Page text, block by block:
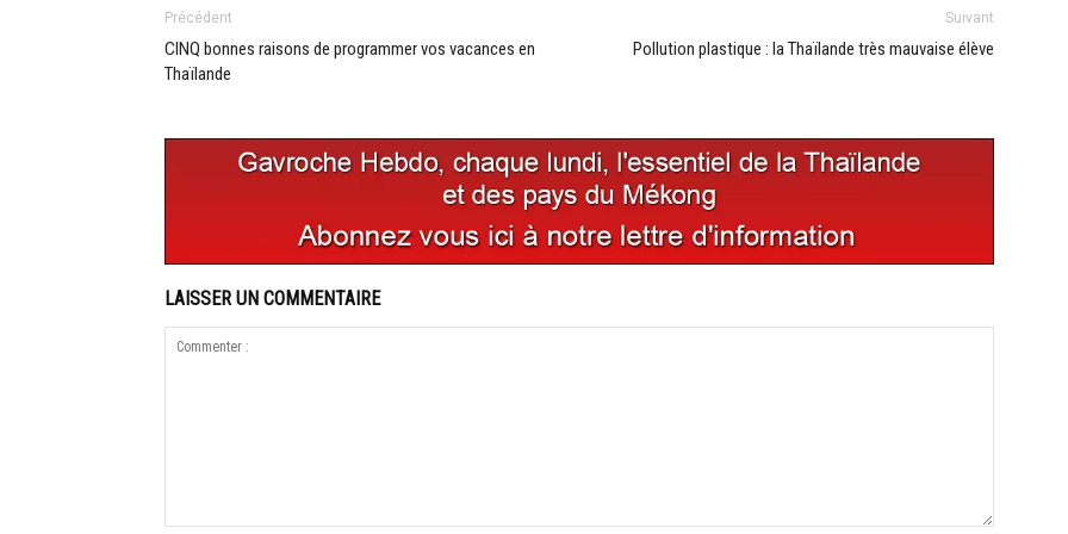
Précédent
CINQ bonnes raisons de programmer vos vacances en
Thaïlande
Suivant
Pollution plastique : la Thaïlande très mauvaise élève
LAISSER UN COMMENTAIRE